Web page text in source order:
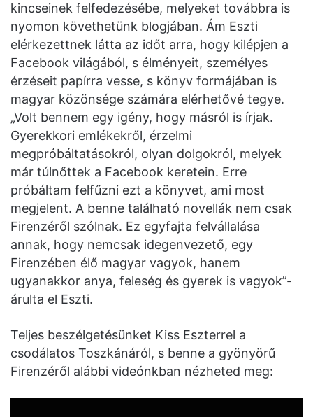
kincseinek felfedezésébe, melyeket továbbra is
nyomon követhetünk blogjában. Ám Eszti
elérkezettnek látta az időt arra, hogy kilépjen a
Facebook világából, s élményeit, személyes
érzéseit papírra vesse, s könyv formájában is
magyar közönsége számára elérhetővé tegye.
„Volt bennem egy igény, hogy másról is írjak.
Gyerekkori emlékekről, érzelmi
megpróbáltatásokról, olyan dolgokról, melyek
már túlnőttek a Facebook keretein. Erre
próbáltam felfűzni ezt a könyvet, ami most
megjelent. A benne található novellák nem csak
Firenzéről szólnak. Ez egyfajta felvállalása
annak, hogy nemcsak idegenvezető, egy
Firenzében élő magyar vagyok, hanem
ugyanakkor anya, feleség és gyerek is vagyok”-
árulta el Eszti.
Teljes beszélgetésünket Kiss Eszterrel a
csodálatos Toszkánáról, s benne a gyönyörű
Firenzéről alábbi videónkban nézheted meg: